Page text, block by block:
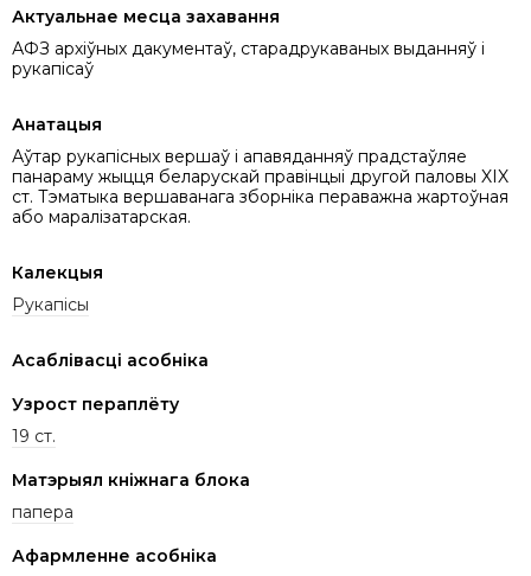
Актуальнае месца захавання
АФЗ архіўных дакументаў, старадрукаваных выданняў і
рукапісаў
Анатацыя
Аўтар рукапісных вершаў і апавяданняў прадстаўляе
панараму жыцця беларускай правінцыі другой паловы XIX
ст. Тэматыка вершаванага зборніка пераважна жартоўная
або маралізатарская.
Калекцыя
Рукапісы
Асаблівасці асобніка
Узрост пераплёту
19 ст.
Матэрыял кніжнага блока
папера
Афармленне асобніка